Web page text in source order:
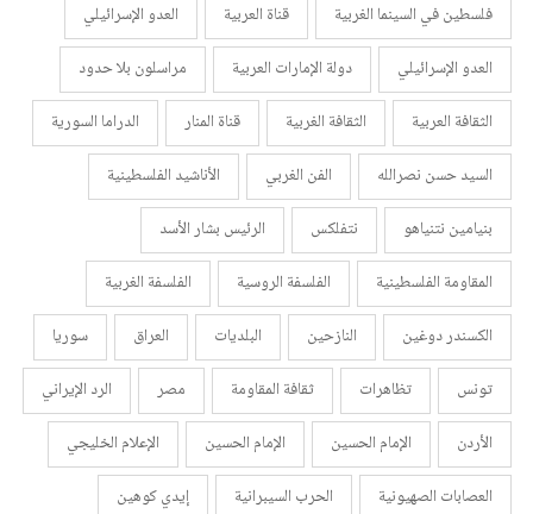
فلسطين في السينما الغربية
قناة العربية
العدو الإسرائيلي
العدو الإسرائيلي
دولة الإمارات العربية
مراسلون بلا حدود
الثقافة العربية
الثقافة الغربية قناة المنار
الدراما السورية
السيد حسن نصرالله
الفن الغربي
الأناشيد الفلسطينية
بنيامين نتنياهو
نتفلكس
الرئيس بشار الأسد
المقاومة الفلسطينية
الفلسفة الروسية
الفلسفة الغربية
الكسندر دوغين
النازحين البلديات العراق
سوريا
تونس
تظاهرات ثقافة المقاومة مصر
الرد الإيراني
الأردن
الإمام الحسين الإمام الحسين
الإعلام الخليجي
العصابات الصهيونية
الحرب السيبرانية
إيدي كوهين